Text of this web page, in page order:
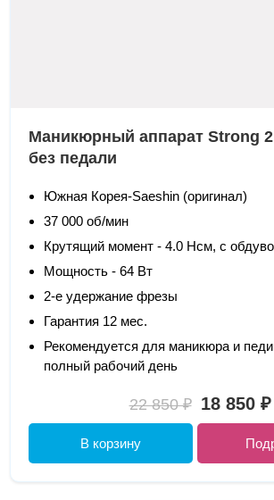
Маникюрный аппарат Strong
без педали
Южная Корея-Saeshin (оригинал)
37 000 об/мин
Крутящий момент - 4.0 Нсм, с
Мощность - 64 Вт
2-е удержание фрезы
Гарантия 12 мес.
Рекомендуется для маникюра и
полный рабочий день
22 850 ₽ 18 850 ₽
В корзину